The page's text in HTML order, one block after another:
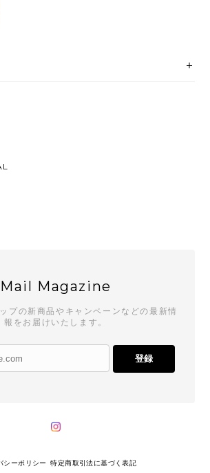
Mail Magazine
プの新商品やキャンペーンなどの最新情
報をお届けいたします。
登録
シーポリシー 特定商取引法に基づく表記